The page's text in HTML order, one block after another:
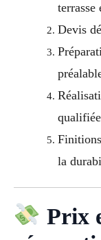
terrasse
Devis
la
Prix